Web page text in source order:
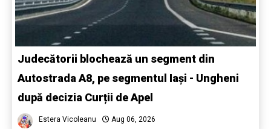
Judecătorii blochează un segment din
Autostrada A8, pe segmentul Iași - Ungheni
după decizia Curții de Apel
Estera Vicoleanu Aug 06, 2026